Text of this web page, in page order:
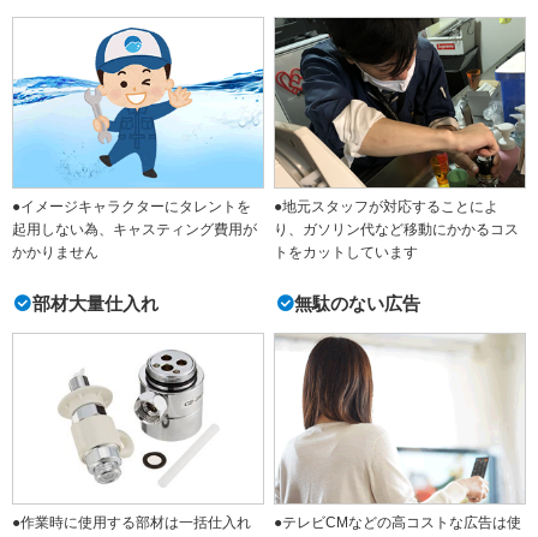
●イメージキャラクターにタレントを
起用しない為、キャスティング費用が
かかりません
●地元スタッフが対応することによ
り、ガソリン代など移動にかかるコス
トをカットしています
部材大量仕入れ
●作業時に使用する部材は一括仕入れ
無駄のない広告
●テレビCMなどの高コストな広告は使